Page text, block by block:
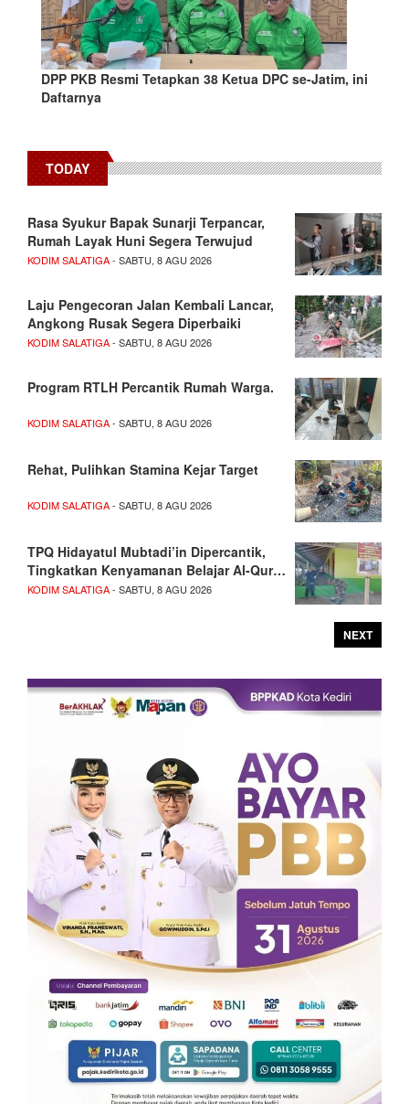
DPP PKB Resmi Tetapkan 38 Ketua DPC se-Jatim, ini
Daftarnya
TODAY
Rasa Syukur Bapak Sunarji Terpancar,
Rumah Layak Huni Segera Terwujud
KODIM SALATIGA- SABTU, 8 AGU 2026
Laju Pengecoran Jalan Kembali Lancar,
Angkong Rusak Segera Diperbaiki
KODIM SALATIGA- SABTU, 8 AGU 2026
Program RTLH Percantik Rumah Warga.
KODIM SALATIGA- SABTU, 8 AGU 2026
Rehat, Pulihkan Stamina Kejar Target
KODIM SALATIGA- SABTU, 8 AGU 2026
TPQ Hidayatul Mubtadi’in Dipercantik,
Tingkatkan Kenyamanan Belajar Al-Qur…
KODIM SALATIGA- SABTU, 8 AGU 2026
NEXT